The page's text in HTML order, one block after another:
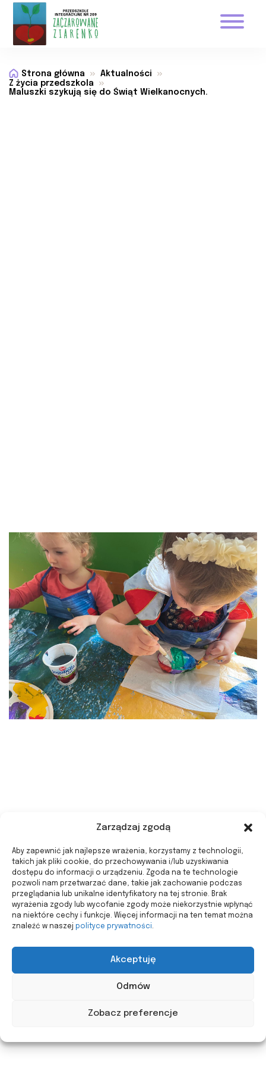
Zarządzaj zgodą
Aby zapewnić jak najlepsze wrażenia, korzystamy z technologii,
takich jak pliki cookie, do przechowywania i/lub uzyskiwania
dostępu do informacji o urządzeniu. Zgoda na te technologie
pozwoli nam przetwarzać dane, takie jak zachowanie podczas
przeglądania lub unikalne identyfikatory na tej stronie. Brak
wyrażenia zgody lub wycofanie zgody może niekorzystnie wpłynąć
na niektóre cechy i funkcje. Więcej informacji na ten temat można
znaleźć w naszej polityce prywatności.
Akceptuję
Odmów
Zobacz preferencje
Strona główna
Aktualności
Z życia przedszkola
Maluszki szykują się do Świąt Wielkanocnych.